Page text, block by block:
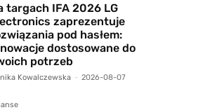
targach IFA 2026 LG
zaprezentuje
pod hasłem:
dostosowane do
potrzeb
Kowalczewska - 2026-08-07